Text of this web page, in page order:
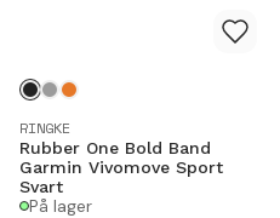
RINGKE
Rubber One Bold Band
Garmin Vivomove Sport
Svart
På lager